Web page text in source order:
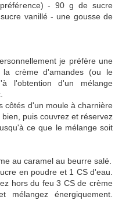
- 90 g de sucre
vanillé - une gousse de
je préfère une
crème d'amandes (ou le
l'obtention d'un mélange
côtés d'un moule à charnière
puis couvrez et réservez
ce que le mélange soit
au caramel au beurre salé.
en poudre et 1 CS d'eau.
hors du feu 3 CS de crème
mélangez énergiquement.